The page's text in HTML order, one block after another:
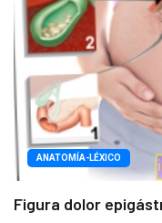
ANATOMÍA-LÉXICO
Figura dolor